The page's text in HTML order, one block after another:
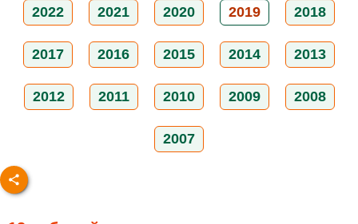
2022 2021 2020 2019 2018
2017 2016 2015 2014 2013
2012 2011 2010 2009 2008
2007